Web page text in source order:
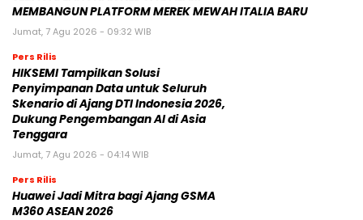
MEMBANGUN PLATFORM MEREK MEWAH ITALIA BARU
Jumat, 7 Agu 2026 - 09:32 WIB
Pers Rilis
HIKSEMI Tampilkan Solusi
Penyimpanan Data untuk Seluruh
Skenario di Ajang DTI Indonesia 2026,
Dukung Pengembangan AI di Asia
Tenggara
Jumat, 7 Agu 2026 - 04:14 WIB
Pers Rilis
Huawei Jadi Mitra bagi Ajang GSMA
M360 ASEAN 2026